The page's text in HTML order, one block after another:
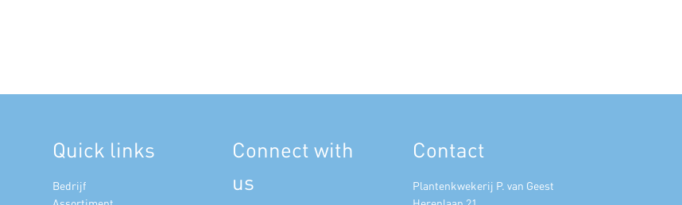
Quick links
Bedrijf
Connect with
us
Contact
Plantenkwekerij P. van Geest